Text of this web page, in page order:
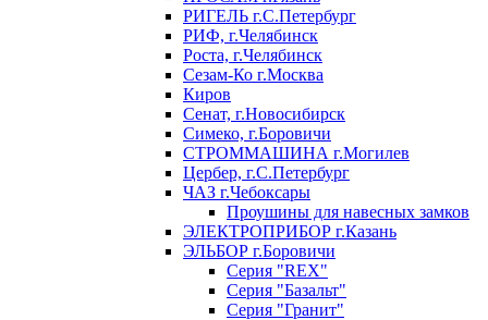
РИГЕЛЬ г.С.Петербург
РИФ, г.Челябинск
Роста, г.Челябинск
Сезам-Ко г.Москва
Киров
Сенат, г.Новосибирск
Симеко, г.Боровичи
СТРОММАШИНА г.Могилев
Цербер, г.С.Петербург
ЧАЗ г.Чебоксары
Проушины для навесных замков
ЭЛЕКТРОПРИБОР г.Казань
ЭЛЬБОР г.Боровичи
Серия "REX"
Серия "Базальт"
Серия "Гранит"